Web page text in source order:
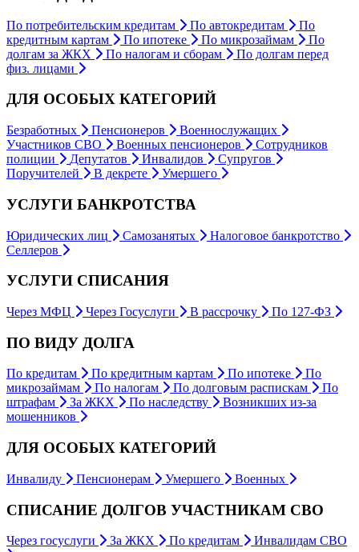
По потребительским кредитам По автокредитам
По
кредитным картам
По ипотеке По микрозаймам
По
долгам за ЖКХ
По налогам и сборам
По долгам перед
физ. лицами
ДЛЯ ОСОБЫХ КАТЕГОРИЙ
Безработных Пенсионеров
Военнослужащих
Участников СВО
Военных пенсионеров
Сотрудников
полиции
Депутатов Инвалидов
Супругов
Поручителей
В декрете Умершего
УСЛУГИ БАНКРОТСТВА
Юридических лиц Самозанятых
Налоговое банкротство
Селлеров
УСЛУГИ СПИСАНИЯ
Через МФЦ Через Госуслуги В рассрочку По 127-ФЗ
ПО ВИДУ ДОЛГА
По кредитам По кредитным картам По ипотеке
По
микрозаймам
По налогам По долговым распискам
По
штрафам
За ЖКХ По наследству
Возникших из-за
мошенников
ДЛЯ ОСОБЫХ КАТЕГОРИЙ
Инвалиду Пенсионерам Умершего Военных
СПИСАНИЕ ДОЛГОВ УЧАСТНИКАМ СВО
Через госуслуги За ЖКХ По кредитам Инвалидам СВО